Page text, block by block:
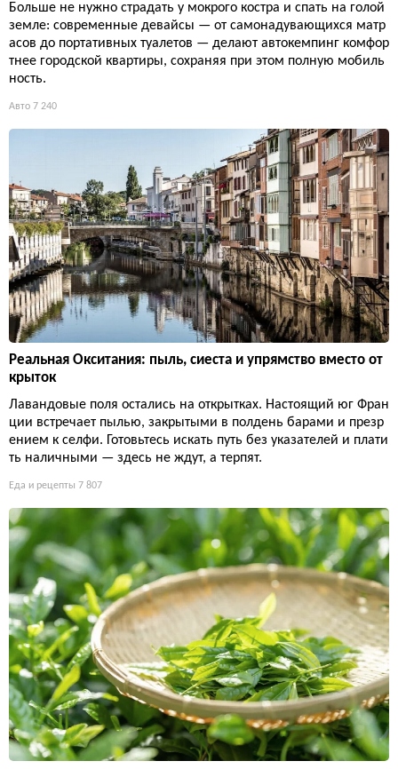
Больше не нужно страдать у мокрого костра и спать на голой
земле: современные девайсы — от самонадувающихся матр
асов до портативных туалетов — делают автокемпинг комфор
тнее городской квартиры, сохраняя при этом полную мобиль
ность.
Авто 7 240
Реальная Окситания: пыль, сиеста и упрямство вместо от
крыток
Лавандовые поля остались на открытках. Настоящий юг Фран
ции встречает пылью, закрытыми в полдень барами и презр
ением к селфи. Готовьтесь искать путь без указателей и плати
ть наличными — здесь не ждут, а терпят.
Еда и рецепты 7 807